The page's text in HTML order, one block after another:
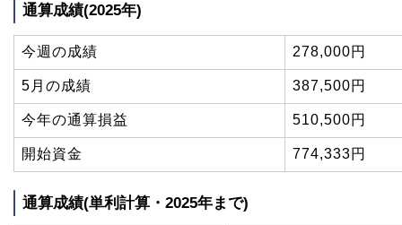
通算成績(2025年)
今週の成績 278,000円
5月の成績 387,500円
今年の通算損益 510,500円
開始資金 774,333円
通算成績(単利計算・2025年まで)